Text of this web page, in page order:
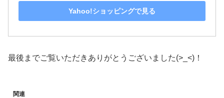
Yahoo!ショッピングで見る
最後までご覧いただきありがとうございました(>_<)！
関連